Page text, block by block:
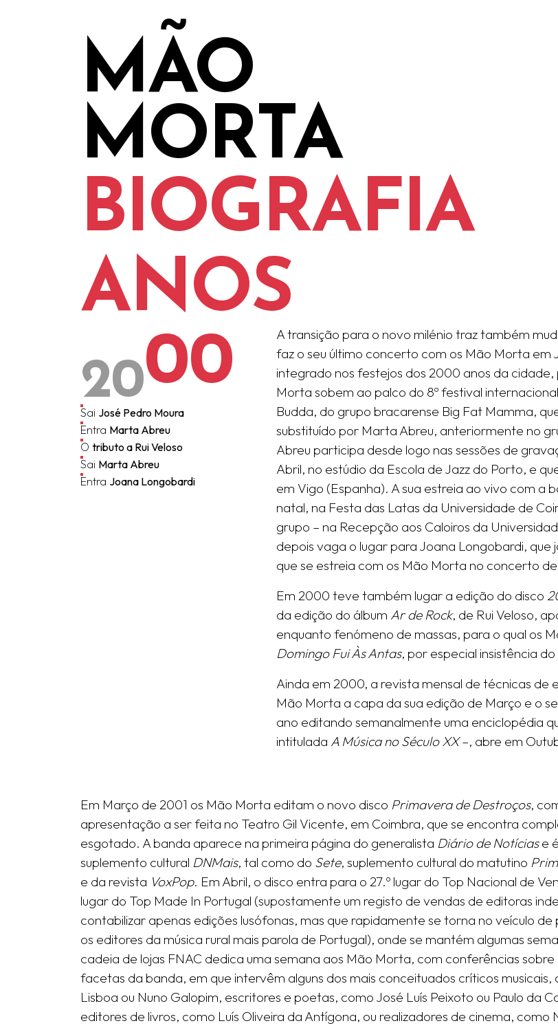
MÃO
MORTA
BIOGRAFIA
ANOS
2000
Sai José Pedro Moura
Entra Marta Abreu
O tributo a Rui Veloso
Sai Marta Abreu
Entra Joana Longobardi
A transição para o novo milénio traz também
faz o seu último concerto com os Mão Morta
integrado nos festejos dos 2000 anos da
Morta sobem ao palco do 8º festival
Budda, do grupo bracarense Big Fat Mamma,
substituído por Marta Abreu, anteriormente no
Abreu participa desde logo nas sessões de
Abril, no estúdio da Escola de Jazz do Porto, e
em Vigo (Espanha). A sua estreia ao vivo com a
natal, na Festa das Latas da Universidade de
grupo – na Recepção aos Caloiros da
depois vaga o lugar para Joana Longobardi,
que se estreia com os Mão Morta no concerto
Em 2000 teve também lugar a edição do disco
da edição do álbum Ar de Rock, de Rui Veloso,
enquanto fenómeno de massas, para o qual os
Domingo Fui Às Antas, por especial insistência
Ainda em 2000, a revista mensal de técnicas de
Mão Morta a capa da sua edição de Março e o
ano editando semanalmente uma enciclopédia
intitulada A Música no Século XX–, abre em
Em Março de 2001 os Mão Morta editam o novo disco Primavera de Destroços,
apresentação a ser feita no Teatro Gil Vicente, em Coimbra, que se encontra
esgotado. A banda aparece na primeira página do generalista Diário de Notíciase
suplemento cultural DNMais, tal como do Sete, suplemento cultural do matutino
e da revista VoxPop. Em Abril, o disco entra para o 27.º lugar do Top Nacional de
lugar do Top Made In Portugal (supostamente um registo de vendas de editoras
contabilizar apenas edições lusófonas, mas que rapidamente se torna no veículo
os editores da música rural mais parola de Portugal), onde se mantém algumas
cadeia de lojas FNAC dedica uma semana aos Mão Morta, com conferências sobre
facetas da banda, em que intervêm alguns dos mais conceituados críticos musicais,
Lisboa ou Nuno Galopim, escritores e poetas, como José Luís Peixoto ou Paulo da
editores de livros, como Luís Oliveira da Antígona, ou realizadores de cinema, como